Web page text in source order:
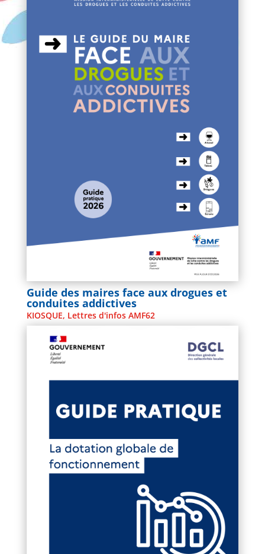
Guide des maires face aux drogues et
conduites addictives
KIOSQUE, Lettres d'infos AMF62